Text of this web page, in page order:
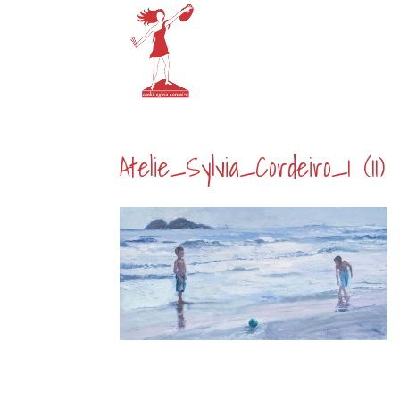
Atelie_Sylvia_Cordeiro_1 (11)